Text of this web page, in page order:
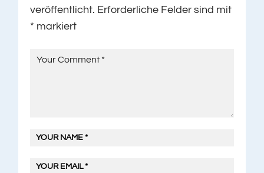
veröffentlicht. Erforderliche Felder sind mit
* markiert